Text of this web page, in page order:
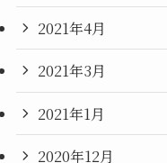
2021年4月
2021年3月
2021年1月
2020年12月